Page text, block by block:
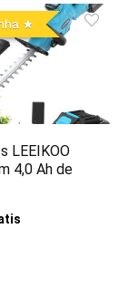
LEEIKOO
4,0 Ah de